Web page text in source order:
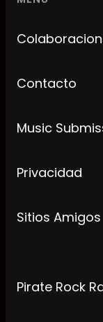
Contacto
Music
Privacidad
Sitios Amigos
Pirate Rock